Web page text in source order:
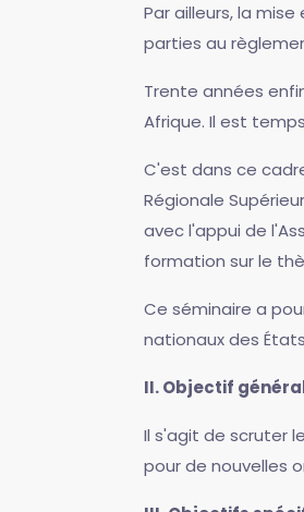
Par ailleurs, la
parties au
Trente années
Afrique. Il est
C'est dans ce
Régionale
avec l'appui de
formation sur le
Ce séminaire a
nationaux des
II. Objectif
Il s'agit de scruter
pour de nouvelles